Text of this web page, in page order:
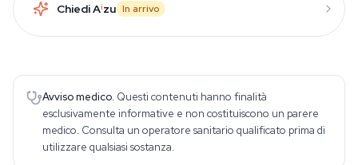
Chiedi Aizu In arrivo
Avviso medico. Questi contenuti hanno finalità
esclusivamente informative e non costituiscono un parere
medico. Consulta un operatore sanitario qualificato prima di
utilizzare qualsiasi sostanza.